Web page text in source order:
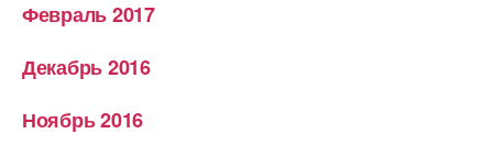
Февраль 2017
Декабрь 2016
Ноябрь 2016